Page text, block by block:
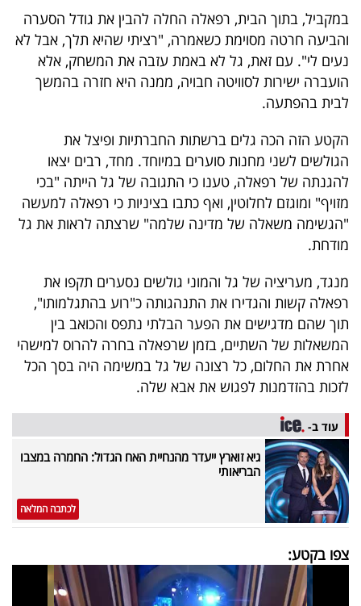
דרושים
ניוזלטרים
מייל
אדום
פרסמו
באייס
עקבו
אחרינו:
במקביל, בתוך הבית, רפאלה החלה להבין את גודל הסערה
והביעה חרטה מסוימת כשאמרה, "רציתי שהיא תלך, אבל לא
נעים לי". עם זאת, גל לא באמת עזבה את המשחק, אלא
הועברה ישירות לסוויטה חבויה, ממנה היא חזרה בהמשך
לבית בהפתעה.
הקטע הזה הכה גלים ברשתות החברתיות ופיצל את
הגולשים לשני מחנות סוערים במיוחד. מחד, רבים יצאו
להגנתה של רפאלה, טענו כי התגובה של גל הייתה "בכי
מזויף" ומוגזם לחלוטין, ואף כתבו בציניות כי רפאלה למעשה
"הגשימה משאלה של מדינה שלמה" שרצתה לראות את גל
מודחת.
מנגד, מעריציה של גל והמוני גולשים נסערים תקפו את
רפאלה קשות והגדירו את התנהגותה כ"רוע בהתגלמותו",
תוך שהם מדגישים את הפער הבלתי נתפס והכואב בין
המשאלות של השתיים, בזמן שרפאלה בחרה להרוס למישהי
אחרת את החלום, כל רצונה של גל במשימה היה בסך הכל
לזכות בהזדמנות לפגוש את אבא שלה.
עוד ב-
גיא זוארץ ייעדר מהנחיית האח הגדול: החמרה במצבו
הבריאותי
לכתבה המלאה
צפו בקטע: